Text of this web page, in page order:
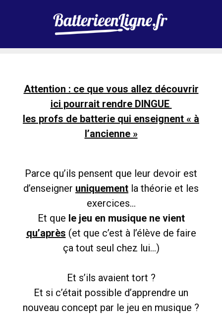
Attention : ce que vous allez découvrir
ici pourrait rendre DINGUE
les profs de batterie qui enseignent « à
l’ancienne »
Parce qu’ils pensent que leur devoir est
d’enseigner uniquement la théorie et les
exercices…
Et que le jeu en musique ne vient
qu’après (et que c’est à l’élève de faire
ça tout seul chez lui…)
Et s’ils avaient tort ?
Et si c’était possible d’apprendre un
nouveau concept par le jeu en musique ?